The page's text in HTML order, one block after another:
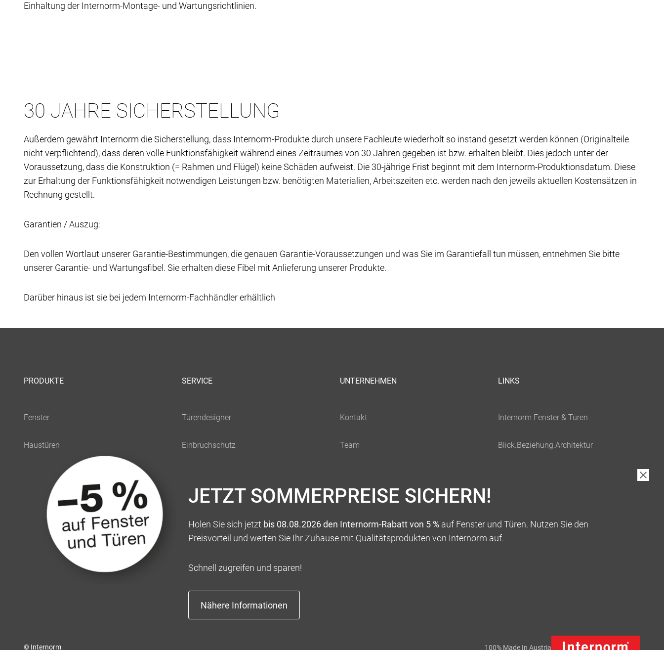
Einhaltung der Internorm-Montage- und Wartungsrichtlinien.
30 JAHRE SICHERSTELLUNG
Außerdem gewährt Internorm die Sicherstellung, dass Internorm-Produkte durch unsere Fachleute wiederholt so instand gesetzt werden können (Originalteile
nicht verpflichtend), dass deren volle Funktionsfähigkeit während eines Zeitraumes von 30 Jahren gegeben ist bzw. erhalten bleibt. Dies jedoch unter der
Voraussetzung, dass die Konstruktion (= Rahmen und Flügel) keine Schäden aufweist. Die 30-jährige Frist beginnt mit dem Internorm-Produktionsdatum. Diese
zur Erhaltung der Funktionsfähigkeit notwendigen Leistungen bzw. benötigten Materialien, Arbeitszeiten etc. werden nach den jeweils aktuellen Kostensätzen in
Rechnung gestellt.
Garantien / Auszug:
Den vollen Wortlaut unserer Garantie-Bestimmungen, die genauen Garantie-Voraussetzungen und was Sie im Garantiefall tun müssen, entnehmen Sie bitte
unserer Garantie- und Wartungsfibel. Sie erhalten diese Fibel mit Anlieferung unserer Produkte.
Darüber hinaus ist sie bei jedem Internorm-Fachhändler erhältlich
PRODUKTE SERVICE UNTERNEHMEN LINKS
JETZT SOMMERPREISE SICHERN!
Holen Sie sich jetzt bis 08.08.2026 den Internorm-Rabatt von 5 % auf Fenster und Türen. Nutzen Sie den
Preisvorteil und werten Sie Ihr Zuhause mit Qualitätsprodukten von Internorm auf.
Schnell zugreifen und sparen!